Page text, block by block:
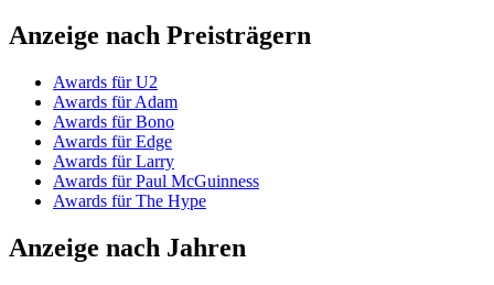
Anzeige nach Preisträgern
Awards für U2
Awards für Adam
Awards für Bono
Awards für Edge
Awards für Larry
Awards für Paul McGuinness
Awards für The Hype
Anzeige nach Jahren